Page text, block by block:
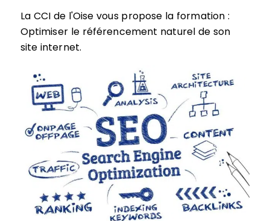
La CCI de l'Oise vous propose la formation :
Optimiser le référencement naturel de son
site internet.